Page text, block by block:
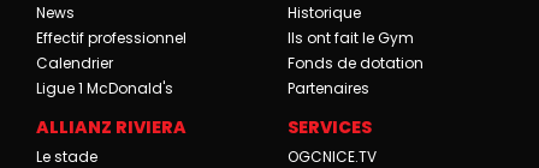
News
Effectif professionnel
Calendrier
Ligue 1 McDonald's
Historique
Ils ont fait le Gym
Fonds de dotation
Partenaires
ALLIANZ RIVIERA
Le stade
SERVICES
OGCNICE.TV